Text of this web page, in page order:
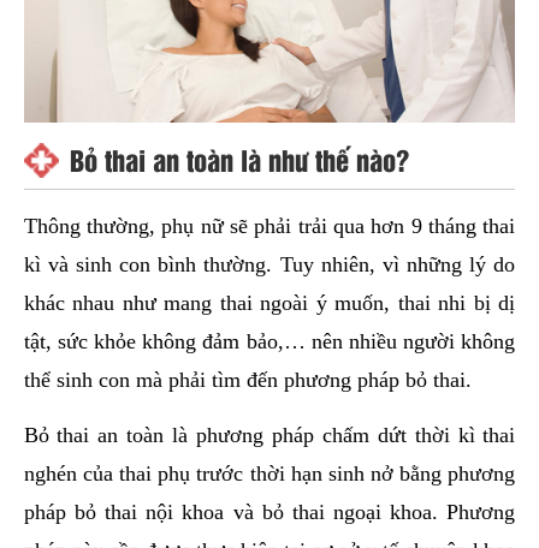
Bỏ thai an toàn là như thế nào?
Thông thường, phụ nữ sẽ phải trải qua hơn 9 tháng thai
kì và sinh con bình thường. Tuy nhiên, vì những lý do
khác nhau như mang thai ngoài ý muốn, thai nhi bị dị
tật, sức khỏe không đảm bảo,… nên nhiều người không
thể sinh con mà phải tìm đến phương pháp bỏ thai.
Bỏ thai an toàn là phương pháp chấm dứt thời kì thai
nghén của thai phụ trước thời hạn sinh nở bằng phương
pháp bỏ thai nội khoa và bỏ thai ngoại khoa. Phương